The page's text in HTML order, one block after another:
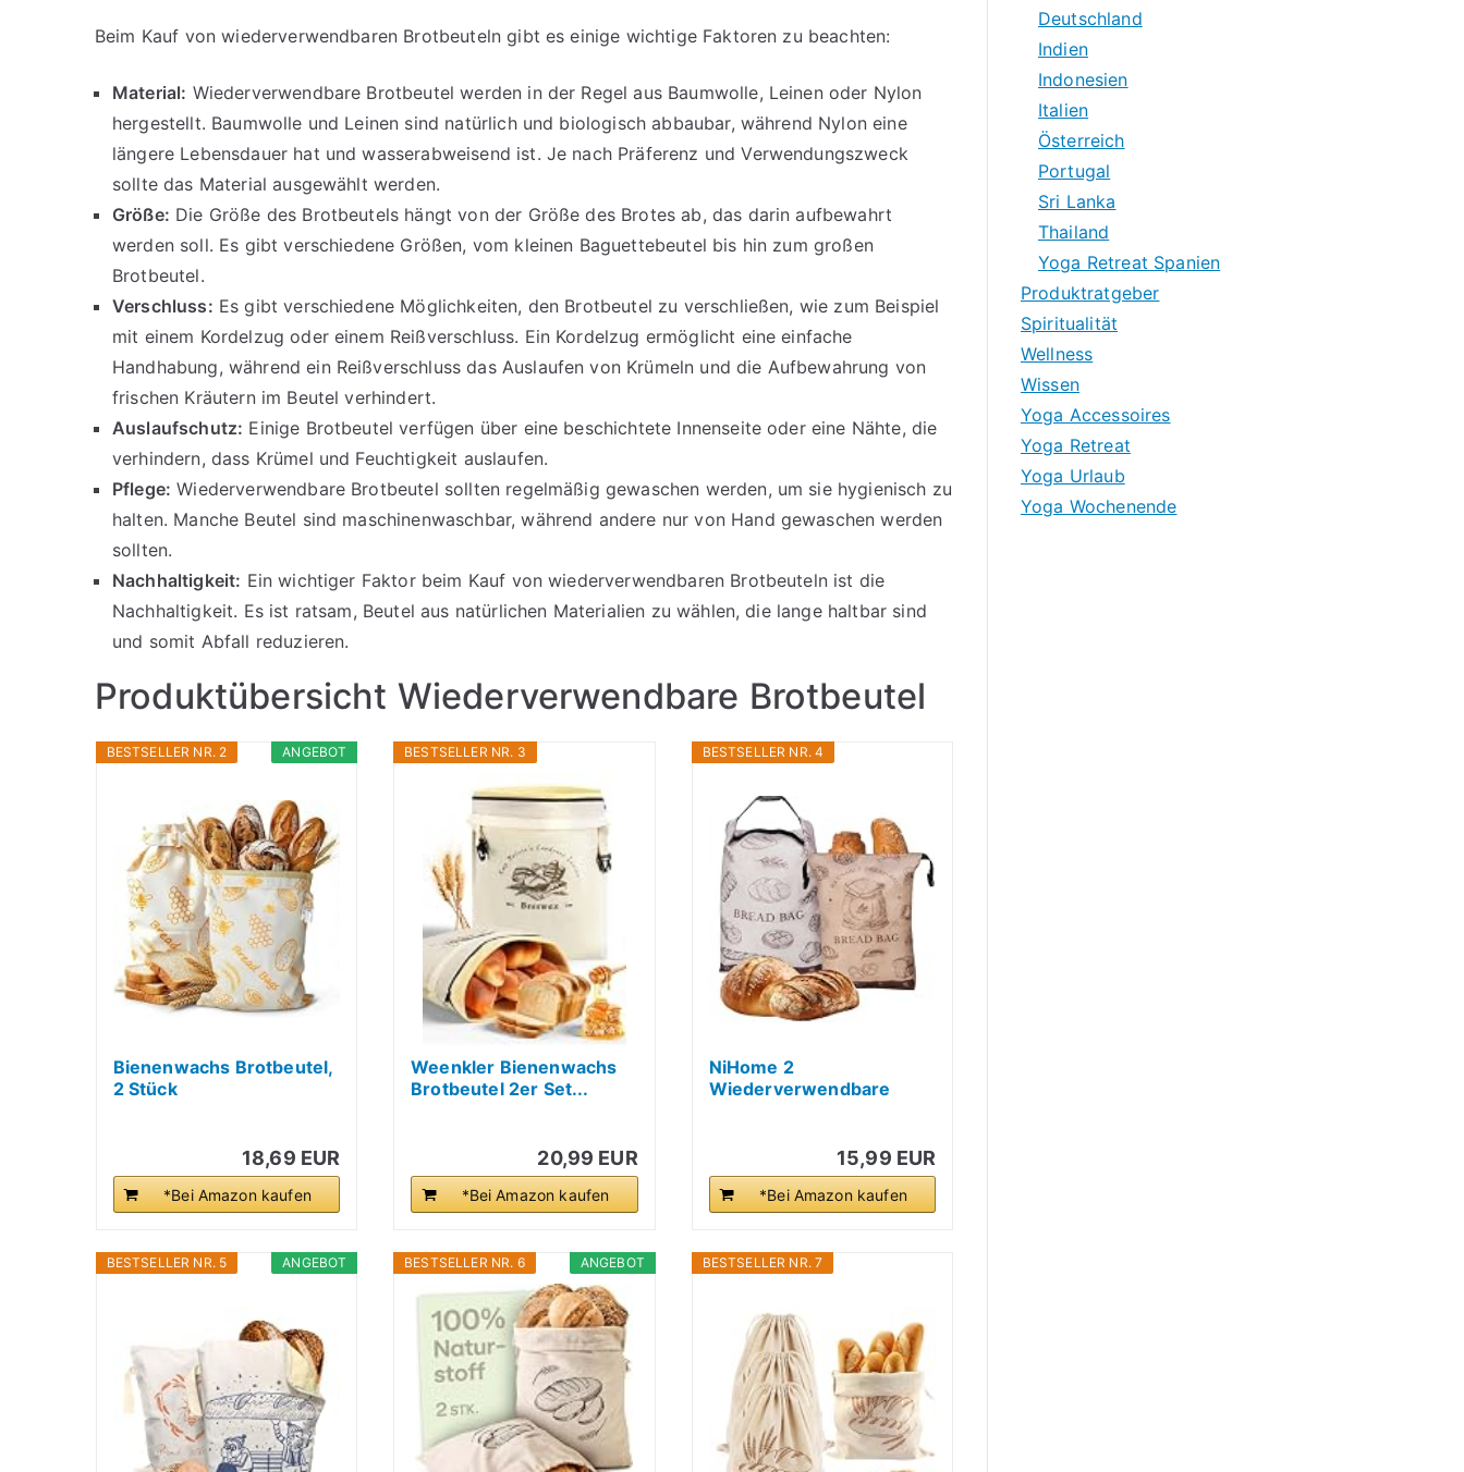
Beim Kauf von wiederverwendbaren Brotbeuteln gibt es einige wichtige Faktoren zu beachten:
Material: Wiederverwendbare Brotbeutel werden in der Regel aus Baumwolle, Leinen oder Nylon
hergestellt. Baumwolle und Leinen sind natürlich und biologisch abbaubar, während Nylon eine
längere Lebensdauer hat und wasserabweisend ist. Je nach Präferenz und Verwendungszweck
sollte das Material ausgewählt werden.
Größe: Die Größe des Brotbeutels hängt von der Größe des Brotes ab, das darin aufbewahrt
werden soll. Es gibt verschiedene Größen, vom kleinen Baguettebeutel bis hin zum großen
Brotbeutel.
Verschluss: Es gibt verschiedene Möglichkeiten, den Brotbeutel zu verschließen, wie zum Beispiel
mit einem Kordelzug oder einem Reißverschluss. Ein Kordelzug ermöglicht eine einfache
Handhabung, während ein Reißverschluss das Auslaufen von Krümeln und die Aufbewahrung von
frischen Kräutern im Beutel verhindert.
Auslaufschutz: Einige Brotbeutel verfügen über eine beschichtete Innenseite oder eine Nähte, die
verhindern, dass Krümel und Feuchtigkeit auslaufen.
Pflege: Wiederverwendbare Brotbeutel sollten regelmäßig gewaschen werden, um sie hygienisch zu
halten. Manche Beutel sind maschinenwaschbar, während andere nur von Hand gewaschen werden
sollten.
Nachhaltigkeit: Ein wichtiger Faktor beim Kauf von wiederverwendbaren Brotbeuteln ist die
Nachhaltigkeit. Es ist ratsam, Beutel aus natürlichen Materialien zu wählen, die lange haltbar sind
und somit Abfall reduzieren.
Produktübersicht Wiederverwendbare Brotbeutel
ANGEBOT
BESTSELLER NR. 2
Bienenwachs Brotbeutel,
2 Stück
18,69 EUR
*Bei Amazon kaufen
BESTSELLER NR. 3
Weenkler Bienenwachs
Brotbeutel 2er Set...
20,99 EUR
*Bei Amazon kaufen
BESTSELLER NR. 4
NiHome 2
Wiederverwendbare
15,99 EUR
*Bei Amazon kaufen
ANGEBOT
BESTSELLER NR. 5 ANGEBOT
BESTSELLER NR. 6 BESTSELLER NR. 7
Deutschland
Indien
Indonesien
Italien
Österreich
Portugal
Sri Lanka
Thailand
Yoga Retreat Spanien
Produktratgeber
Spiritualität
Wellness
Wissen
Yoga Accessoires
Yoga Retreat
Yoga Urlaub
Yoga Wochenende